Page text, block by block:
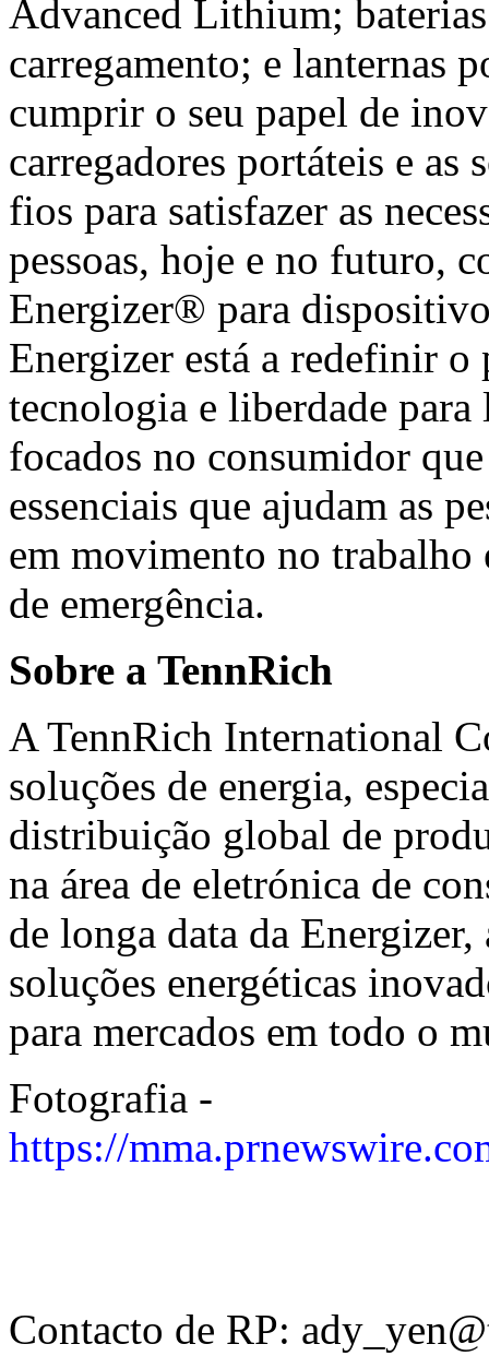
Advanced Lithium;
carregamento; e lanternas
cumprir o seu papel de
carregadores portáteis e as
fios para satisfazer as
pessoas, hoje e no futuro,
Energizer® para
Energizer está a redefinir
tecnologia e liberdade
focados no consumidor
essenciais que ajudam as
em movimento no trabalho
de emergência.
Sobre a TennRich
A TennRich International
soluções de energia,
distribuição global de
na área de eletrónica de
de longa data da
soluções energéticas
para mercados em todo o
Fotografia -
https://
Contacto de RP: